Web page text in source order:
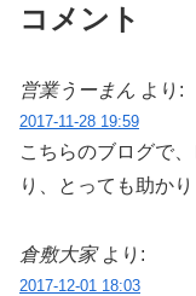
コメント
営業うーまん より:
2017-11-28 19:59
こちらのブログで
り、とっても助かり
倉敷大家 より:
2017-12-01 18:03